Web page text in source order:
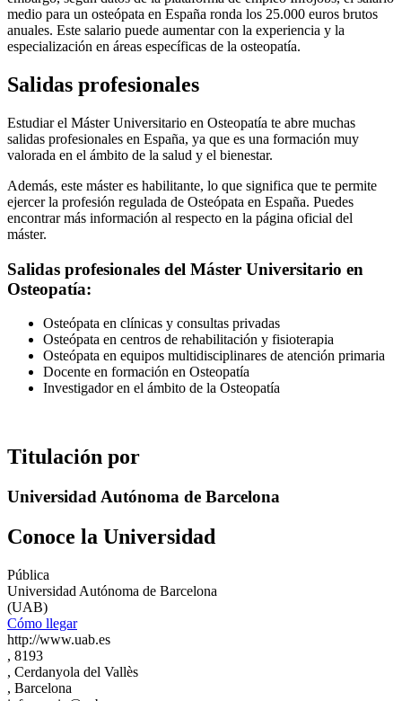
medio para un osteópata en España ronda los 25.000 euros brutos
anuales. Este salario puede aumentar con la experiencia y la
especialización en áreas específicas de la osteopatía.
Salidas profesionales
Estudiar el Máster Universitario en Osteopatía te abre muchas
salidas profesionales en España, ya que es una formación muy
valorada en el ámbito de la salud y el bienestar.
Además, este máster es habilitante, lo que significa que te permite
ejercer la profesión regulada de Osteópata en España. Puedes
encontrar más información al respecto en la página oficial del
máster.
Salidas profesionales del Máster Universitario en
Osteopatía:
Osteópata en clínicas y consultas privadas
Osteópata en centros de rehabilitación y fisioterapia
Osteópata en equipos multidisciplinares de atención primaria
Docente en formación en Osteopatía
Investigador en el ámbito de la Osteopatía
Titulación por
Universidad Autónoma de Barcelona
Conoce la Universidad
Pública
Universidad Autónoma de Barcelona
(UAB)
Cómo llegar
http://www.uab.es
, 8193
, Cerdanyola del Vallès
, Barcelona